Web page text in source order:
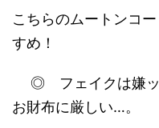
こちらのムートンコ
すめ！
◎ フェイクは嫌ッ
お財布に厳しい…。